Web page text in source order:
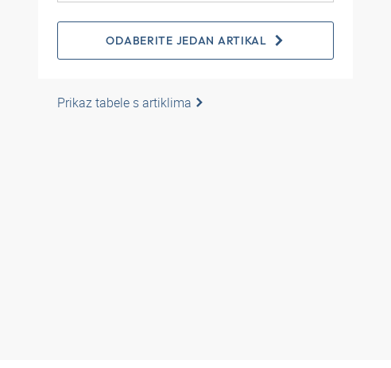
ODABERITE JEDAN ARTIKAL
Prikaz tabele s artiklima